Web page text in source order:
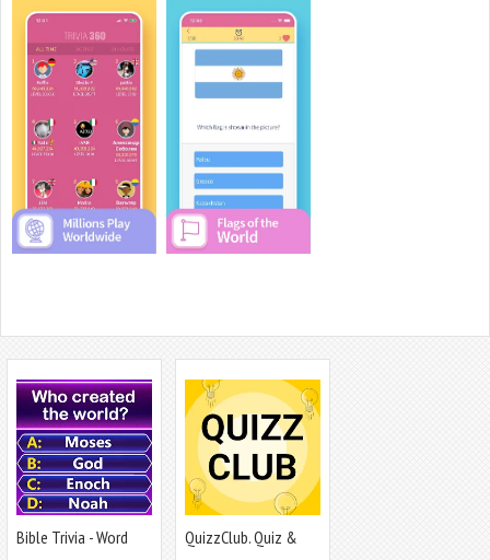
Bible Trivia - Word
QuizzClub. Quiz &